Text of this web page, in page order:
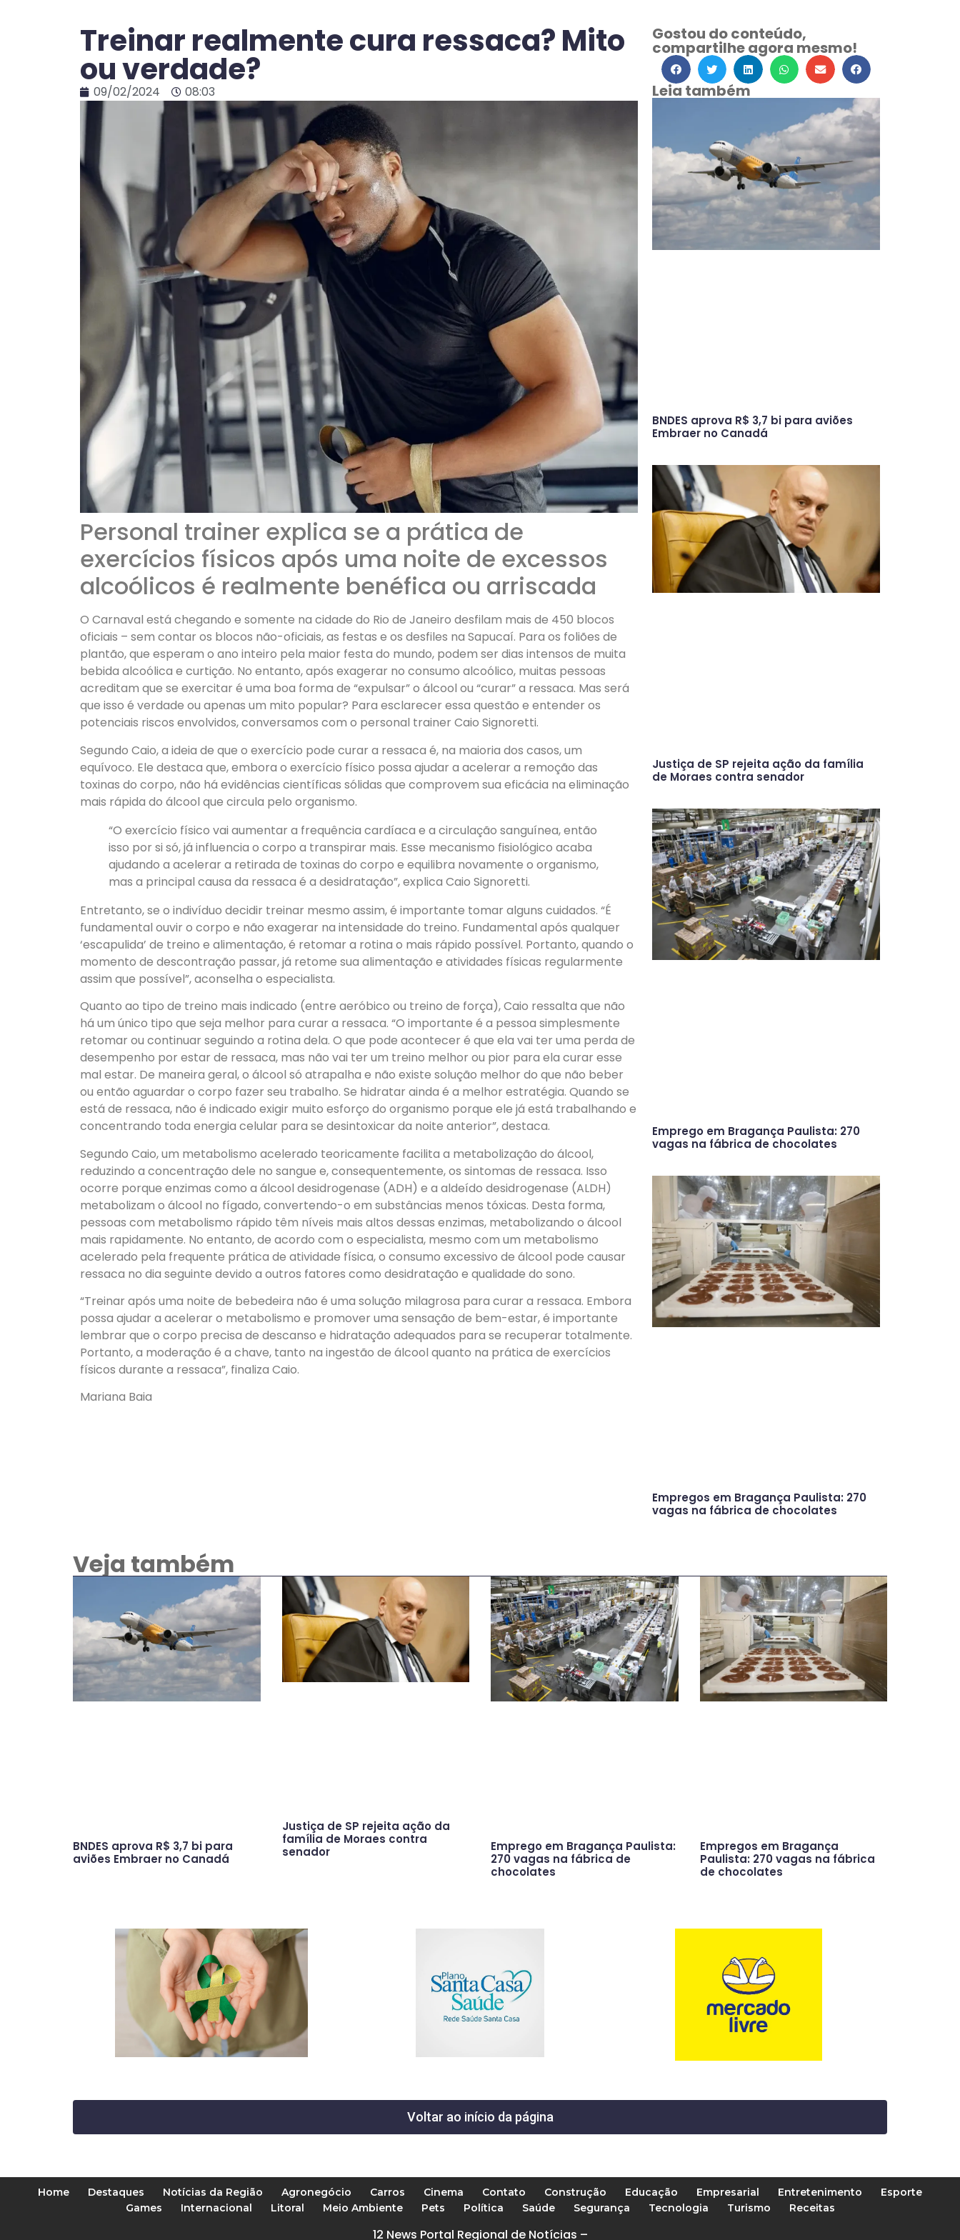
Treinar realmente cura ressaca? Mito
ou verdade?
09/02/2024 08:03
Personal trainer explica se a prática de
exercícios físicos após uma noite de excessos
alcoólicos é realmente benéfica ou arriscada
O Carnaval está chegando e somente na cidade do Rio de Janeiro desfilam mais de 450 blocos
oficiais – sem contar os blocos não-oficiais, as festas e os desfiles na Sapucaí. Para os foliões de
plantão, que esperam o ano inteiro pela maior festa do mundo, podem ser dias intensos de muita
bebida alcoólica e curtição. No entanto, após exagerar no consumo alcoólico, muitas pessoas
acreditam que se exercitar é uma boa forma de “expulsar” o álcool ou “curar” a ressaca. Mas será
que isso é verdade ou apenas um mito popular? Para esclarecer essa questão e entender os
potenciais riscos envolvidos, conversamos com o personal trainer Caio Signoretti.
Segundo Caio, a ideia de que o exercício pode curar a ressaca é, na maioria dos casos, um
equívoco. Ele destaca que, embora o exercício físico possa ajudar a acelerar a remoção das
toxinas do corpo, não há evidências científicas sólidas que comprovem sua eficácia na eliminação
mais rápida do álcool que circula pelo organismo.
“O exercício físico vai aumentar a frequência cardíaca e a circulação sanguínea, então
isso por si só, já influencia o corpo a transpirar mais. Esse mecanismo fisiológico acaba
ajudando a acelerar a retirada de toxinas do corpo e equilibra novamente o organismo,
mas a principal causa da ressaca é a desidratação”, explica Caio Signoretti.
Entretanto, se o indivíduo decidir treinar mesmo assim, é importante tomar alguns cuidados. “É
fundamental ouvir o corpo e não exagerar na intensidade do treino. Fundamental após qualquer
‘escapulida’ de treino e alimentação, é retomar a rotina o mais rápido possível. Portanto, quando o
momento de descontração passar, já retome sua alimentação e atividades físicas regularmente
assim que possível”, aconselha o especialista.
Quanto ao tipo de treino mais indicado (entre aeróbico ou treino de força), Caio ressalta que não
há um único tipo que seja melhor para curar a ressaca. “O importante é a pessoa simplesmente
retomar ou continuar seguindo a rotina dela. O que pode acontecer é que ela vai ter uma perda de
desempenho por estar de ressaca, mas não vai ter um treino melhor ou pior para ela curar esse
mal estar. De maneira geral, o álcool só atrapalha e não existe solução melhor do que não beber
ou então aguardar o corpo fazer seu trabalho. Se hidratar ainda é a melhor estratégia. Quando se
está de ressaca, não é indicado exigir muito esforço do organismo porque ele já está trabalhando e
concentrando toda energia celular para se desintoxicar da noite anterior”, destaca.
Segundo Caio, um metabolismo acelerado teoricamente facilita a metabolização do álcool,
reduzindo a concentração dele no sangue e, consequentemente, os sintomas de ressaca. Isso
ocorre porque enzimas como a álcool desidrogenase (ADH) e a aldeído desidrogenase (ALDH)
metabolizam o álcool no fígado, convertendo-o em substâncias menos tóxicas. Desta forma,
pessoas com metabolismo rápido têm níveis mais altos dessas enzimas, metabolizando o álcool
mais rapidamente. No entanto, de acordo com o especialista, mesmo com um metabolismo
acelerado pela frequente prática de atividade física, o consumo excessivo de álcool pode causar
ressaca no dia seguinte devido a outros fatores como desidratação e qualidade do sono.
“Treinar após uma noite de bebedeira não é uma solução milagrosa para curar a ressaca. Embora
possa ajudar a acelerar o metabolismo e promover uma sensação de bem-estar, é importante
lembrar que o corpo precisa de descanso e hidratação adequados para se recuperar totalmente.
Portanto, a moderação é a chave, tanto na ingestão de álcool quanto na prática de exercícios
físicos durante a ressaca”, finaliza Caio.
Mariana Baia
Gostou do conteúdo,
compartilhe agora mesmo!
Leia também
BNDES aprova R$ 3,7 bi para aviões
Embraer no Canadá
Justiça de SP rejeita ação da família
de Moraes contra senador
Emprego em Bragança Paulista: 270
vagas na fábrica de chocolates
Empregos em Bragança Paulista: 270
vagas na fábrica de chocolates
Veja também
BNDES aprova R$ 3,7 bi para
aviões Embraer no Canadá
Justiça de SP rejeita ação da
família de Moraes contra
senador
Emprego em Bragança Paulista:
270 vagas na fábrica de
chocolates
Empregos em Bragança
Paulista: 270 vagas na fábrica
de chocolates
Voltar ao início da página
Home Destaques Notícias da Região Agronegócio Carros Cinema Contato Construção Educação Empresarial Entretenimento
Esporte
Games
Internacional Litoral Meio Ambiente Pets Política Saúde Segurança Tecnologia Turismo Receitas
12 News Portal Regional de Notícias –